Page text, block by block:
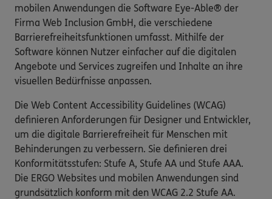
mobilen Anwendungen die Software Eye-Able® der
Firma Web Inclusion GmbH, die verschiedene
Barrierefreiheitsfunktionen umfasst. Mithilfe der
Software können Nutzer einfacher auf die digitalen
Angebote und Services zugreifen und Inhalte an ihre
visuellen Bedürfnisse anpassen.
Die Web Content Accessibility Guidelines (WCAG)
definieren Anforderungen für Designer und Entwickler,
um die digitale Barrierefreiheit für Menschen mit
Behinderungen zu verbessern. Sie definieren drei
Konformitätsstufen: Stufe A, Stufe AA und Stufe AAA.
Die ERGO Websites und mobilen Anwendungen sind
grundsätzlich konform mit den WCAG 2.2 Stufe AA.